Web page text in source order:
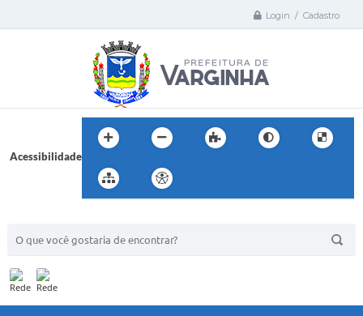
Login / Cadastro
Acessibilidade